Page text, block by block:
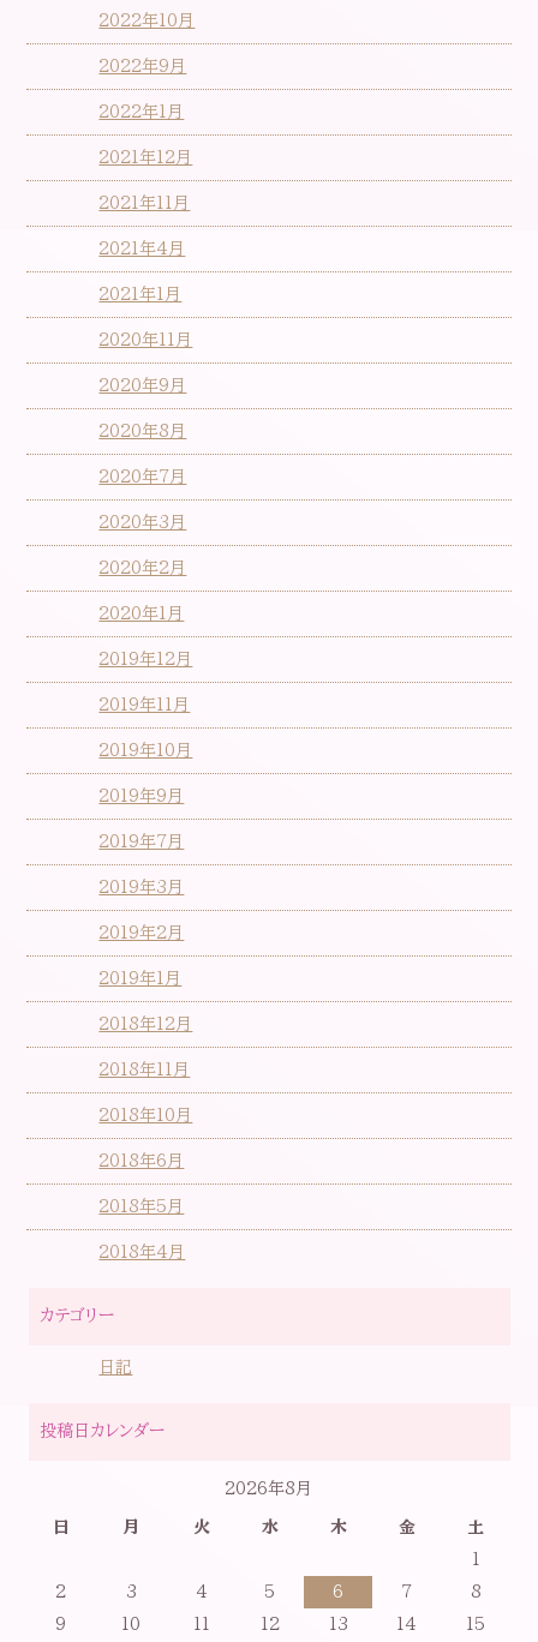
2022年10月
2022年9月
2022年1月
2021年12月
2021年11月
2021年4月
2021年1月
2020年11月
2020年9月
2020年8月
2020年7月
2020年3月
2020年2月
2020年1月
2019年12月
2019年11月
2019年10月
2019年9月
2019年7月
2019年3月
2019年2月
2019年1月
2018年12月
2018年11月
2018年10月
2018年6月
2018年5月
2018年4月
カテゴリー
日記
投稿日カレンダー
2026年8月
日 月 火 水 木 金
土
2
3 4 5 6 7
8
9
10 12 13 14 15